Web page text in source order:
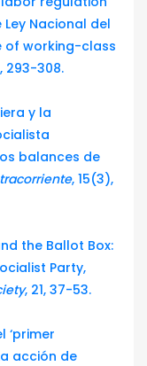
Nacional del
of working-class
293-308.
y la
balances de
, 15(3),
the Ballot Box:
Party,
, 21, 37-53.
‘primer
acción de